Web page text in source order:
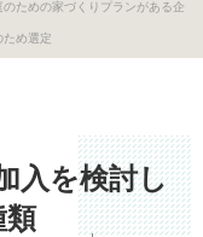
ための家づくりプランがある企
め選定
入を検討し
類